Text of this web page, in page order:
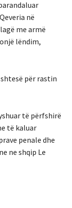
në
me armë
lëndim,
për rastin
të përfshirë
të kaluar
penale dhe
ne shqip Le